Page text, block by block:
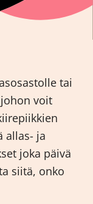
tai
voit
allas- ja
joka päivä
siitä, onko